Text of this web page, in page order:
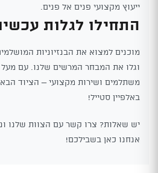
ייעוץ מקצועי פנים אל פנים.
התחילו לגלות
מוכנים למצוא את הבנזיוניות
משתלמים ושירות מקצועי – הציוד
באלפיין סטייל!
יש שאלות? צרו קשר עם הצוות שלנו
אנחנו כאן בשבילכם!